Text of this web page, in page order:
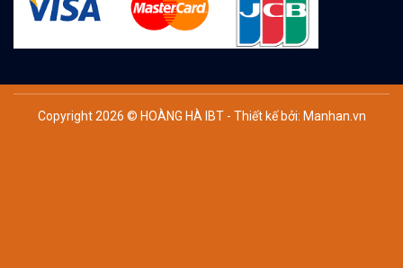
Copyright 2026 © HOÀNG HÀ IBT - Thiết kế bởi: Manhan.vn